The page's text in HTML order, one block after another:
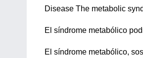
Disease The metabolic
El síndrome metabólico
El síndrome metabólico,